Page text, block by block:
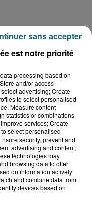
de plages
est notre priorité
processing based on
and/or access
advertising; Create
to select personalised
Measure content
statistics or combinations
services; Create
select personalised
security, prevent and
advertising and content;
technologies may
browsing data to offer
on information actively
and combine data from
devices based on
sans accepter